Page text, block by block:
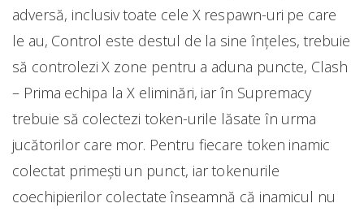
adversă, inclusiv toate cele X respawn-uri pe care
le au, Control este destul de la sine înțeles, trebuie
să controlezi X zone pentru a aduna puncte, Clash
– Prima echipa la X eliminări, iar în Supremacy
trebuie să colectezi token-urile lăsate în urma
jucătorilor care mor. Pentru fiecare token inamic
colectat primești un punct, iar tokenurile
coechipierilor colectate înseamnă că inamicul nu